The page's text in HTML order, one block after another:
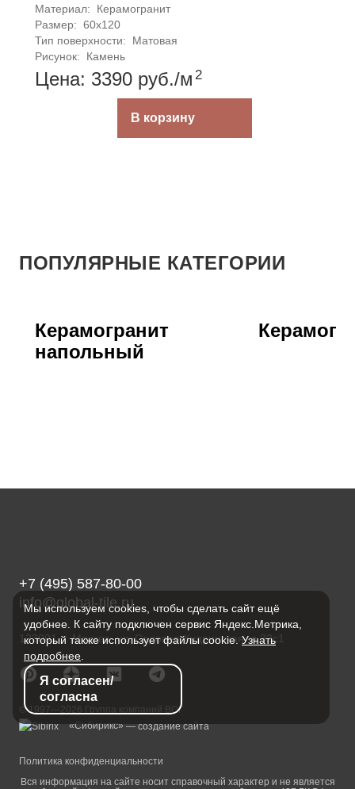
Материал:
Керамогранит
Размер: 60x120
Тип поверхности:
Матовая
Рисунок:
Камень
Цена: 3390 руб./м 2
В корзину
ПОПУЛЯРНЫЕ КАТЕГОРИИ
Керамогранит
напольный
+7 (495) 587-80-00
info@global-tile.ru
123001, г. Москва, ул. Садовая-Кудринская, д.32с1
Политика конфиденциальности
© 1997—2026 Группа компаний ВОГ
«Сибирикс»— создание сайта
Вся информация на сайте носит справочный характер и не является
Мы используем cookies, чтобы сделать сайт ещё
удобнее. К сайту подключен сервис Яндекс.Метрика,
который также использует файлы cookie.Узнать
подробнее
Я согласен/
согласна